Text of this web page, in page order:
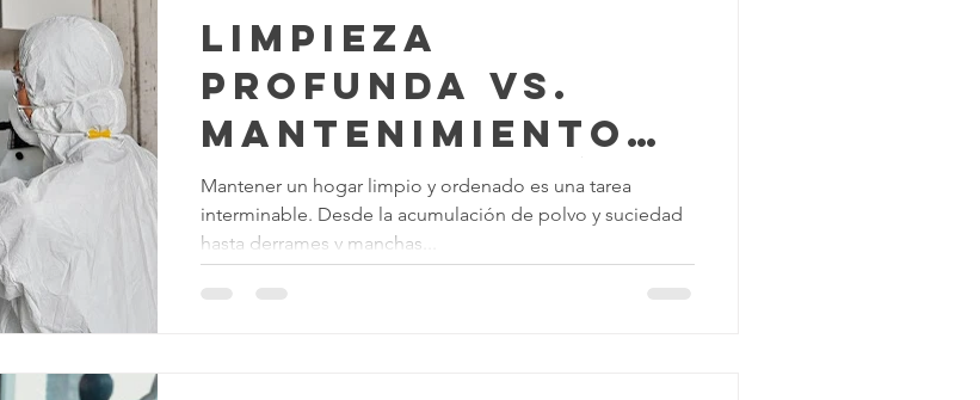
Limpieza
Profunda vs.
Mantenimiento
Regular: ¿Cuál
Necesita Tu
Hogar? -
Mantener un hogar limpio y ordenado es una tarea
interminable. Desde la acumulación de polvo y suciedad
hasta derrames y manchas...